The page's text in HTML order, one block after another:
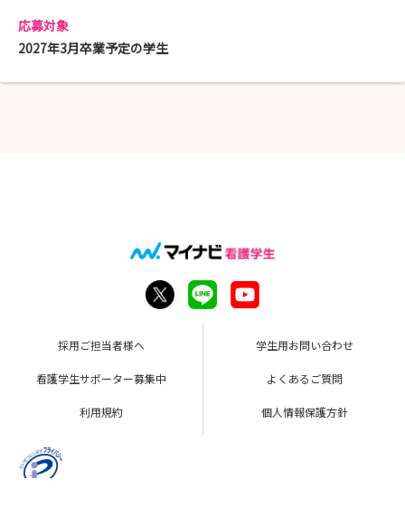
応募対象
2027年3月卒業予定の学生
採用ご担当者様へ 学生用お問い合わせ
看護学生サポーター募集中 よくあるご質問
利用規約 個人情報保護方針